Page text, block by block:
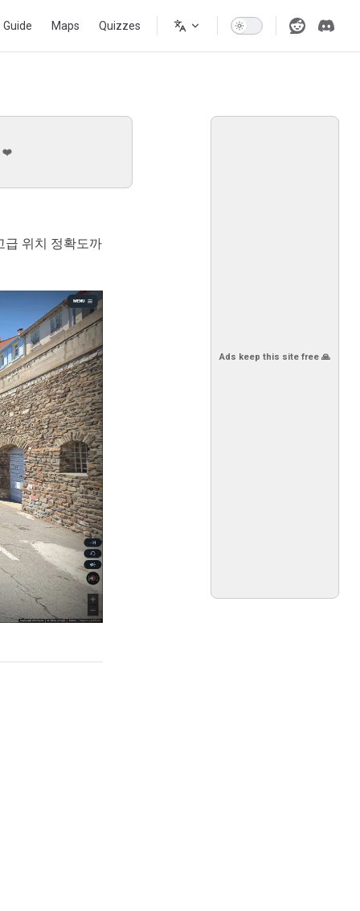
Guide Maps Quizzes
Ads keep this site free 🙏
❤️
급 위치 정확도까